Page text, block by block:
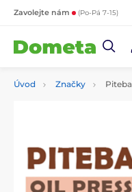
Zavolejte nám (Po-Pá 7-15)
Úvod Značky Piteba